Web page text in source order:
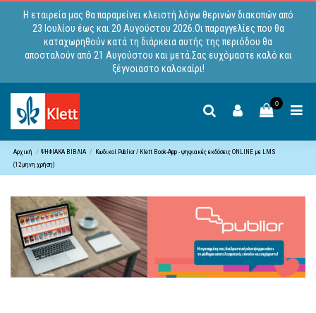
Η εταιρεία μας θα παραμείνει κλειστή λόγω θερινών διακοπών από
23 Ιουλίου έως και 20 Αυγούστου 2026.Οι παραγγελίες που θα
καταχωρηθούν κατά τη διάρκεια αυτής της περιόδου θα
αποσταλούν από 21 Αυγούστου και μετά.Σας ευχόμαστε καλό και
ξέγνοιαστο καλοκαίρι!
0
Αρχική ΨΗΦΙΑΚΑ ΒΙΒΛΙΑ
Κωδικoί Publior / Klett Book-App - ψηφιακές εκδόσεις ONLINE με LMS
(12μηνη χρήση)